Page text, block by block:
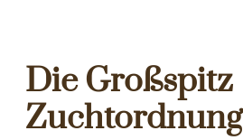
Die Großspitz
Zuchtordnung